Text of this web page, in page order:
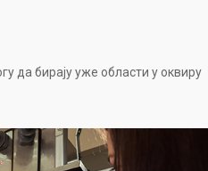
да бирају уже области у оквиру